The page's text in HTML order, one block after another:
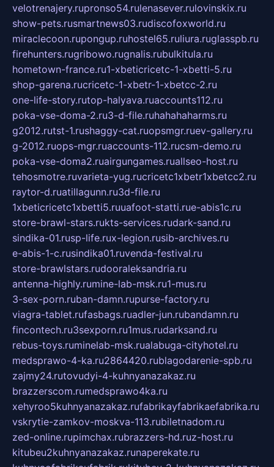
velotrenajery.rupronso54.rulenasever.rulovinskix.ru
show-pets.rusmartnews03.rudiscofoxworld.ru
miraclecoon.rupongup.ruhostel65.ruliura.ruglasspb.ru
firehunters.rugribowo.rugnalis.rubulkitula.ru
hometown-france.ru1-xbeticricetc-1-xbetti-5.ru
shop-garena.rucricetc-1-xbetr-1-xbetcc-2.ru
one-life-story.rutop-halyava.ruaccounts112.ru
poka-vse-doma-2.ru3-d-file.ruhahahaharms.ru
g2012.rutst-1.rushaggy-cat.ruopsmgr.ruev-gallery.ru
g-2012.ruops-mgr.ruaccounts-112.rucsm-demo.ru
poka-vse-doma2.ruairgungames.ruallseo-host.ru
tehosmotre.ruvarieta-yug.rucricetc1xbetr1xbetcc2.ru
raytor-d.ruatillagunn.ru3d-file.ru
1xbeticricetc1xbetti5.ruuafoot-statti.rue-abis1c.ru
store-brawl-stars.rukts-services.rudark-sand.ru
sindika-01.rusp-life.rux-legion.rusib-archives.ru
e-abis-1-c.rusindika01.ruvenda-festival.ru
store-brawlstars.rudooraleksandria.ru
antenna-highly.rumine-lab-msk.ru1-mus.ru
3-sex-porn.ruban-damn.rupurse-factory.ru
viagra-tablet.rufasbags.ruadler-jun.rubandamn.ru
fincontech.ru3sexporn.ru1mus.rudarksand.ru
rebus-toys.ruminelab-msk.rualabuga-cityhotel.ru
medsprawo-4-ka.ru2864420.rublagodarenie-spb.ru
zajmy24.rutovudyi-4-kuhnyanazakaz.ru
brazzerscom.rumedsprawo4ka.ru
xehyroo5kuhnyanazakaz.rufabrikayfabrikaefabrika.ru
vskrytie-zamkov-moskva-113.rubiletnadom.ru
zed-online.rupimchax.rubrazzers-hd.ruz-host.ru
kitubeu2kuhnyanazakaz.runaperekate.ru